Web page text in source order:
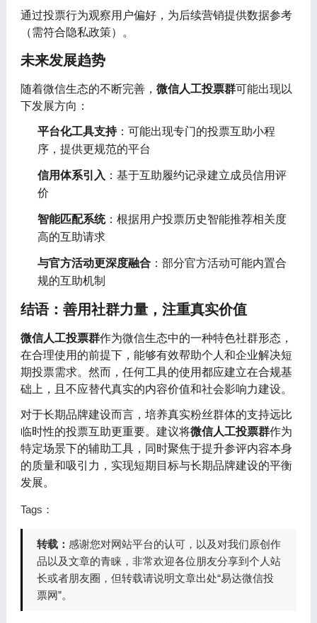
通过投票行为观察用户偏好，为后续营销提供数据参考
（需符合隐私政策）。
未来发展趋势
随着微信生态的不断完善， 微信人工投票群可能出现以
下发展方向：
平台化工具支持：可能出现专门的投票互助小程
序，提供更规范的平台
信用体系引入 ：基于互助履约记录建立成员信用评
价
智能匹配系统：根据用户投票历史智能推荐相关度
高的互助请求
与官方活动更深度融合：部分官方活动可能内置合
规的互助机制
结语：善用社群力量，注重真实价值
微信人工投票群作为微信生态中的一种特色社群形态，
在合理使用的前提下，能够有效帮助个人和企业解决短
期投票需求。然而，任何工具的使用都应建立在合规基
础上，且不应替代真实的内容价值和社会影响力建设。
对于长期品牌建设而言，培养真实粉丝群体的支持远比
临时性的投票互助更重要。建议将微信人工投票群作为
特定场景下的辅助工具，同时聚焦于提升参评内容本身
的质量和吸引力，实现短期目标与长期品牌建设的平衡
发展。
Tags：
转载： 感谢您对网站平台的认可，以及对我们原创作
品以及文章的青睐，非常欢迎各位朋友分享到个人站
长或者朋友圈，但转载请说明文章出处“易达微信投
票网”。